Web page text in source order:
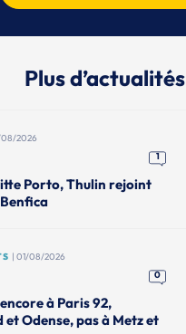
Plus d’actualités
2026
1
Porto, Thulin rejoint
| 01/08/2026
0
à Paris 92,
Odense, pas à Metz et